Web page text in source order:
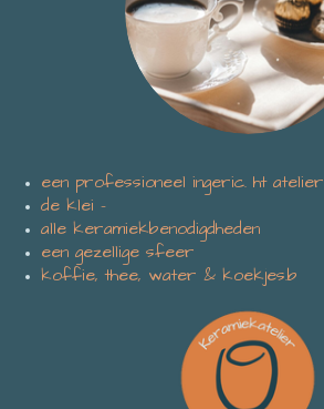
een professioneel ingeric. ht atelier
de klei -
alle keramiekbenodigdheden
een gezellige sfeer
koffie, thee, water & koekjes.b